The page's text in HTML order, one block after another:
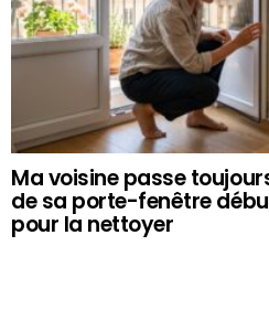
Ma voisine passe
de sa porte-fenêtre
pour la nettoyer